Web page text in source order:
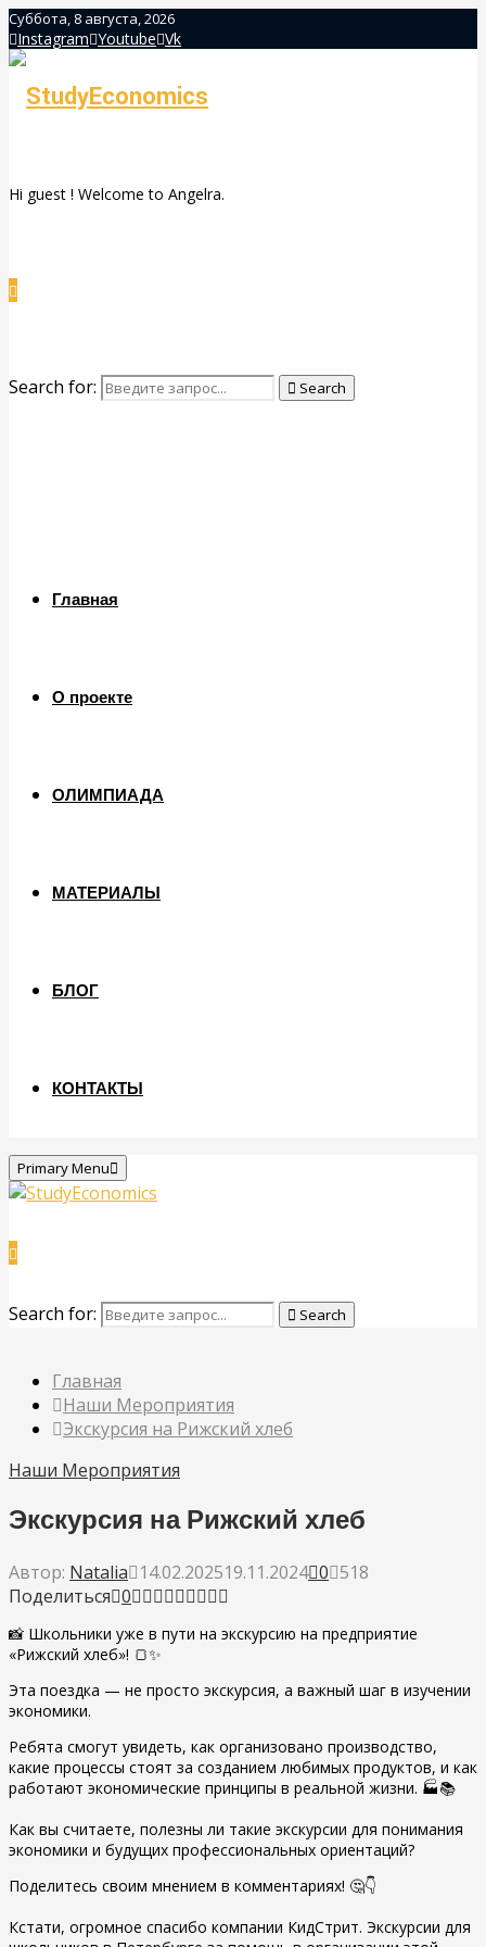
Суббота, 8 августа, 2026
Instagram Youtube Vk
Hi guest ! Welcome to Angelra.
Search for: Search
Главная
О проекте
ОЛИМПИАДА
МАТЕРИАЛЫ
БЛОГ
КОНТАКТЫ
Primary Menu
Search for: Search
Главная
Наши Мероприятия
Экскурсия на Рижский хлеб
Наши Мероприятия
Экскурсия на Рижский хлеб
Автор: Natalia 14.02.202519.11.2024 0 518
Поделиться 0
📸 Школьники уже в пути на экскурсию на предприятие
«Рижский хлеб»! 🍞✨
Эта поездка — не просто экскурсия, а важный шаг в изучении
экономики.
Ребята смогут увидеть, как организовано производство,
какие процессы стоят за созданием любимых продуктов, и как
работают экономические принципы в реальной жизни. 🏭📚
Как вы считаете, полезны ли такие экскурсии для понимания
экономики и будущих профессиональных ориентаций?
Поделитесь своим мнением в комментариях! 🤔👇
Кстати, огромное спасибо компании КидСтрит. Экскурсии для